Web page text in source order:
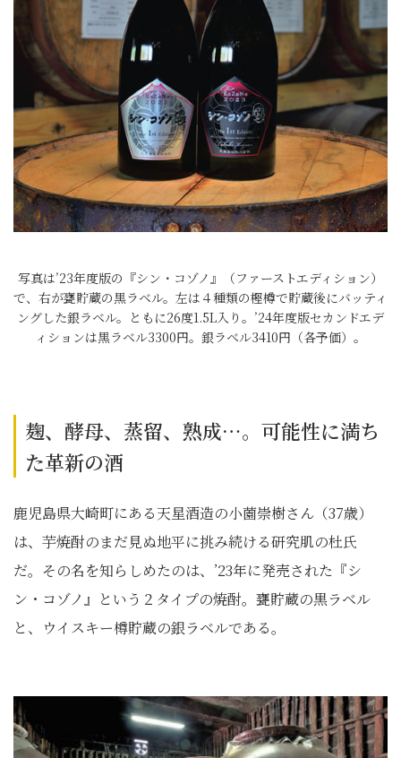
写真は’23年度版の『シン・コゾノ』（ファーストエディション）
で、右が甕貯蔵の黒ラベル。左は４種類の樫樽で貯蔵後にバッティ
ングした銀ラベル。ともに26度1.5L入り。’24年度版セカンドエデ
ィションは黒ラベル3300円。銀ラベル3410円（各予価）。
麹、酵母、蒸留、熟成…。可能性に満ち
た革新の酒
鹿児島県大崎町にある天星酒造の小薗崇樹さん（37歳）
は、芋焼酎のまだ見ぬ地平に挑み続ける研究肌の杜氏
だ。その名を知らしめたのは、’23年に発売された『シ
ン・コゾノ』という２タイプの焼酎。甕貯蔵の黒ラベル
と、ウイスキー樽貯蔵の銀ラベルである。